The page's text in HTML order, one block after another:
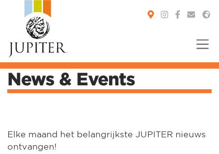
You are here:
News & Events
Elke maand het belangrijkste JUPITER nieuws
ontvangen!